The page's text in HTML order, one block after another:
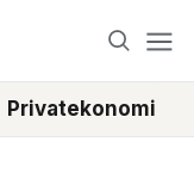
Privatekonomi